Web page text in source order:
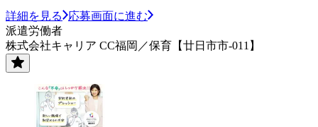
詳細を見る
応募画面に進む
派遣労働者
株式会社キャリア CC福岡／保育【廿日市市-011】